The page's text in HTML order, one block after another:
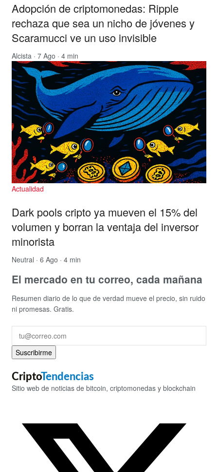
Adopción de criptomonedas: Ripple
rechaza que sea un nicho de jóvenes y
Scaramucci ve un uso invisible
Alcista · 7 Ago · 4 min
Actualidad
Dark pools cripto ya mueven el 15% del
volumen y borran la ventaja del inversor
minorista
Neutral · 6 Ago · 4 min
El mercado en tu correo, cada mañana
Resumen diario de lo que de verdad mueve el precio, sin ruido
ni promesas. Gratis.
Suscribirme
CriptoTendencias
Sitio web de noticias de bitcoin, criptomonedas y blockchain